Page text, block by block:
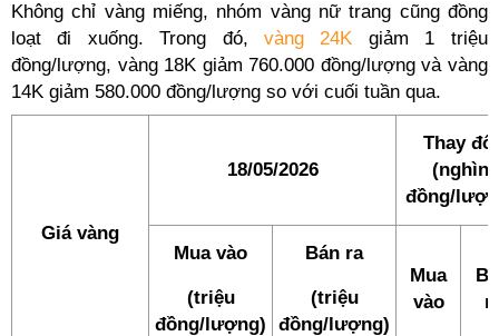
Không chỉ vàng miếng, nhóm vàng nữ trang cũng đồng
loạt đi xuống. Trong đó, vàng 24K giảm 1 triệu
đồng/lượng, vàng 18K giảm 760.000 đồng/lượng và vàng
14K giảm 580.000 đồng/lượng so với cuối tuần qua.
Giá vàng
18/05/2026
Thay đổi
(nghìn
đồng/
Mua vào
(triệu
đồng/lượng)
Bán ra
(triệu
đồng/lượng)
Mua
vào